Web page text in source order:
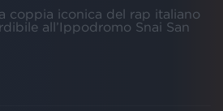
coppia iconica del rap italiano
all’Ippodromo Snai San